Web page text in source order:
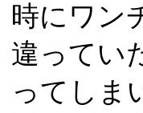
時にワン
違ってい
ってしま